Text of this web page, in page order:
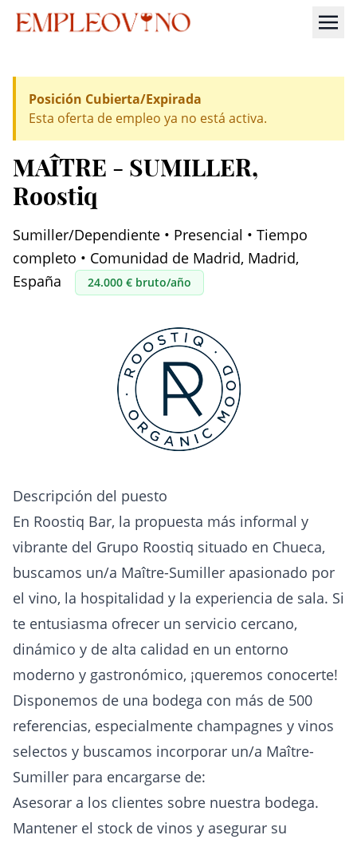
Posición Cubierta/Expirada
Esta oferta de empleo ya no está activa.
MAÎTRE - SUMILLER,
Roostiq
Sumiller/Dependiente • Presencial • Tiempo
completo • Comunidad de Madrid, Madrid,
España
24.000 € bruto/año
Descripción del puesto
En Roostiq Bar, la propuesta más informal y
vibrante del Grupo Roostiq situado en Chueca,
buscamos un/a Maître-Sumiller apasionado por
el vino, la hospitalidad y la experiencia de sala. Si
te entusiasma ofrecer un servicio cercano,
dinámico y de alta calidad en un entorno
moderno y gastronómico, ¡queremos conocerte!
Disponemos de una bodega con más de 500
referencias, especialmente champagnes y vinos
selectos y buscamos incorporar un/a Maître-
Sumiller para encargarse de:
Asesorar a los clientes sobre nuestra bodega.
Mantener el stock de vinos y asegurar su